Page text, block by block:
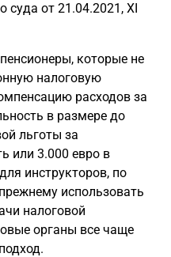
суда от 21.04.2021, XI
которые не
налоговую
расходов за
в размере до
льготы за
или 3.000 евро в
инструкторов, по
использовать
налоговой
органы все чаще